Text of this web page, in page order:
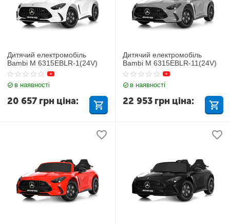
Дитячий електромобіль
Bambi M 6315EBLR-1(24V)
в наявності
20 657 грн ціна:
Дитячий електромобіль
Bambi M 6315EBLR-11(24V)
в наявності
22 953 грн ціна: